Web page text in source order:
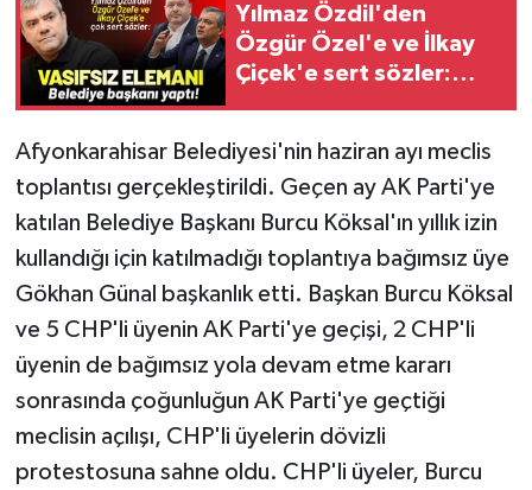
Yılmaz Özdil'den
Özgür Özel'e ve İlkay
Çiçek'e sert sözler:
Afyonkarahisar Belediyesi'nin haziran ayı meclis
toplantısı gerçekleştirildi. Geçen ay AK Parti'ye
katılan Belediye Başkanı Burcu Köksal'ın yıllık izin
kullandığı için katılmadığı toplantıya bağımsız üye
Gökhan Günal başkanlık etti. Başkan Burcu Köksal
ve 5 CHP'li üyenin AK Parti'ye geçişi, 2 CHP'li
üyenin de bağımsız yola devam etme kararı
sonrasında çoğunluğun AK Parti'ye geçtiği
meclisin açılışı, CHP'li üyelerin dövizli
protestosuna sahne oldu. CHP'li üyeler, Burcu